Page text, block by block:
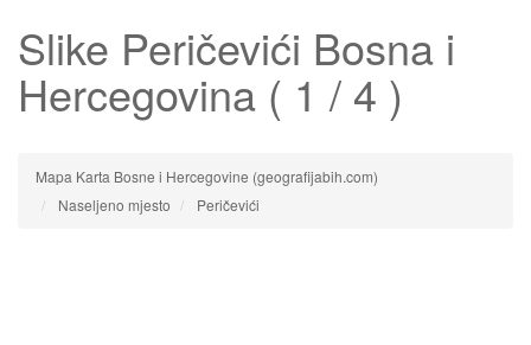
Slike Peričevići Bosna i
Hercegovina ( 1 / 4 )
Mapa Karta Bosne i Hercegovine (geografijabih.com)
Naseljeno mjesto
Peričevići